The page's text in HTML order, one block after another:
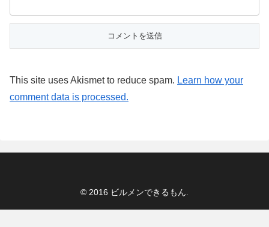
This site uses Akismet to reduce spam. Learn how your
comment data is processed.
© 2016 ビルメンできるもん.